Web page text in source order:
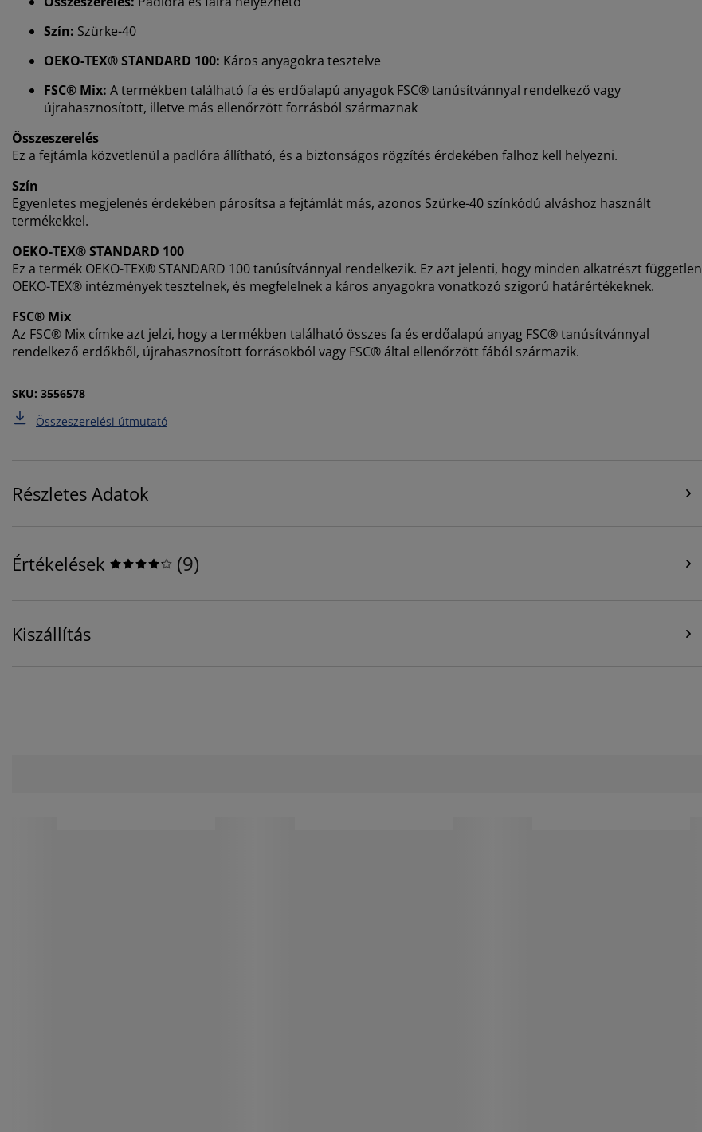
Szín: Szürke-40
OEKO-TEX® STANDARD 100: Káros anyagokra tesztelve
FSC® Mix: A termékben található fa és erdőalapú anyagok FSC® tanúsítvánnyal rendelkező vagy
újrahasznosított, illetve más ellenőrzött forrásból származnak
Összeszerelés
Ez a fejtámla közvetlenül a padlóra állítható, és a biztonságos rögzítés érdekében falhoz kell helyezni.
Szín
Egyenletes megjelenés érdekében párosítsa a fejtámlát más, azonos Szürke-40 színkódú alváshoz használt
termékekkel.
OEKO-TEX® STANDARD 100
Ez a termék OEKO-TEX® STANDARD 100 tanúsítvánnyal rendelkezik. Ez azt jelenti, hogy minden alkatrészt független
OEKO-TEX® intézmények tesztelnek, és megfelelnek a káros anyagokra vonatkozó szigorú határértékeknek.
FSC® Mix
Az FSC® Mix címke azt jelzi, hogy a termékben található összes fa és erdőalapú anyag FSC® tanúsítvánnyal
rendelkező erdőkből, újrahasznosított forrásokból vagy FSC® által ellenőrzött fából származik.
SKU: 3556578
Összeszerelési útmutató
Részletes Adatok
Értékelések (9)
Kiszállítás